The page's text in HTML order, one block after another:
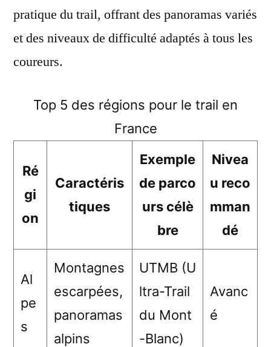
pratique du trail, offrant des panoramas variés
et des niveaux de difficulté adaptés à tous les
coureurs.
Top 5 des régions pour le trail en
France
Ré
gi
on
Caractéris
tiques
Exemple
de parco
urs célè
bre
Nivea
u reco
mman
dé
Al
pe
s
Montagnes
escarpées,
panoramas
alpins
UTMB (U
ltra-Trail
du Mont
-Blanc)
Avanc
é